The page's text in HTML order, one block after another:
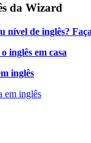
da Wizard
nível de inglês?
inglês em casa
inglês
em inglês